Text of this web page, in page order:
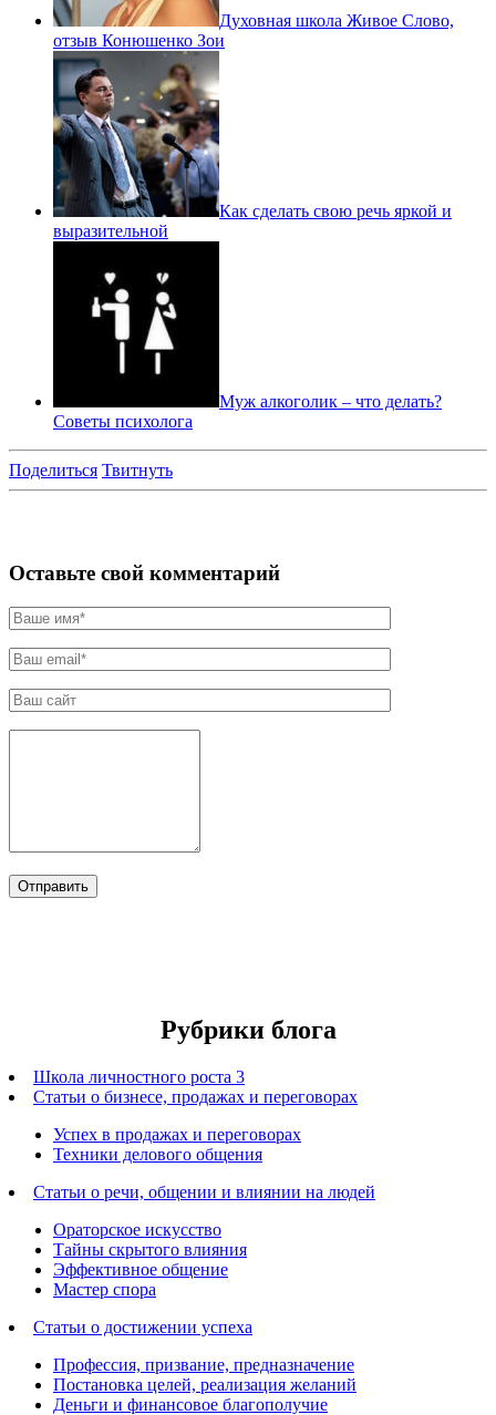
Духовная школа Живое Слово,
отзыв Конюшенко Зои
Как сделать свою речь яркой и
выразительной
Муж алкоголик – что делать?
Советы психолога
Поделиться Твитнуть
Оставьте свой комментарий
Рубрики блога
Школа личностного роста 3
Статьи о бизнесе, продажах и переговорах
Успех в продажах и переговорах
Техники делового общения
Статьи о речи, общении и влиянии на людей
Ораторское искусство
Тайны скрытого влияния
Эффективное общение
Мастер спора
Статьи о достижении успеха
Профессия, призвание, предназначение
Постановка целей, реализация желаний
Деньги и финансовое благополучие